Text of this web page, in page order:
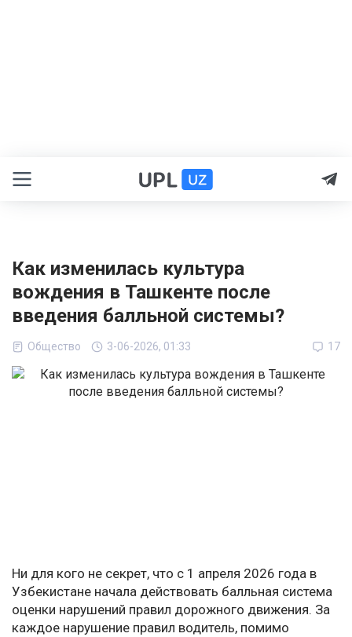
Как изменилась культура
вождения в Ташкенте после
введения балльной системы?
Общество 3-06-2026, 01:33 17
Ни для кого не секрет, что с 1 апреля 2026 года в
Узбекистане начала действовать балльная система
оценки нарушений правил дорожного движения. За
каждое нарушение правил водитель, помимо